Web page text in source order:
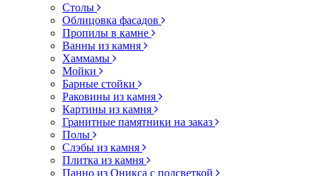
Столы
Облицовка фасадов
Пропилы в камне
Ванны из камня
Хаммамы
Мойки
Барные стойки
Раковины из камня
Картины из камня
Гранитные памятники на заказ
Полы
Слэбы из камня
Плитка из камня
Панно из Оникса с подсветкой